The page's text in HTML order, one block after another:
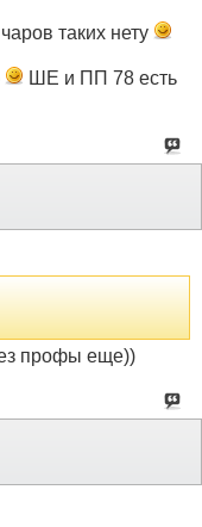
таких нету
ШЕ и ПП 78 есть
профы еще))